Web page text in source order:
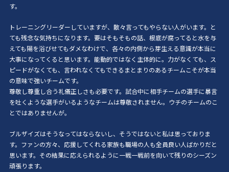
す。
トレーニングリーダーしていますが、散々言ってもやらない人がいます。と
ても残念な気持ちになります。要はそもそもの話、根底が腐ってると水を与
えても陽を浴びせてもダメなわけで、各々の内側から芽生える意識が本当に
大事になってくると思います。能動的ではなく主体的に。力がなくても、ス
ピードがなくても、言われなくてもできるまとまりのあるチームこそが本当
の意味で強いチームです。
尊敬し尊重し合う礼儀正しさも必要です。試合中に相手チームの選手に暴言
を吐くような選手がいるようなチームは尊敬されません。ウチのチームのこ
とではありませんが。
ブルザイズはそうなってはならないし、そうではないと私は思っておりま
す。ファンの方々、応援してくれる家族も職場の人も全員良い人ばかりだと
思います。その結果に応えられるように一戦一戦前を向いて残りのシーズン
頑張ります。